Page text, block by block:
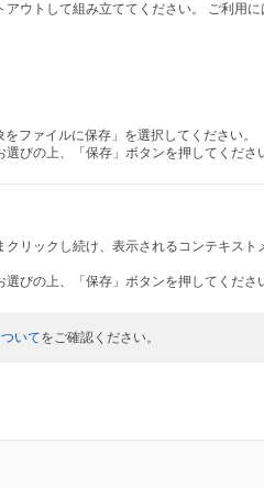
ウトして組み立ててください。 ご利用に
ファイルに保存」を選択してください。
びの上、「保存」ボタンを押してくださ
クリックし続け、表示されるコンテキス
びの上、「保存」ボタンを押してくださ
いてをご確認ください。